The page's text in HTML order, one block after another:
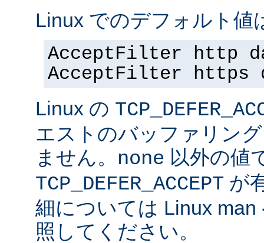
Linux でのデフォルト値
AcceptFilter http
AcceptFilter https
Linux の
エストのバッファリン
ません。 none 以外の値
TCP_DEFER_ACCEPT が
細については Linux
照してください。